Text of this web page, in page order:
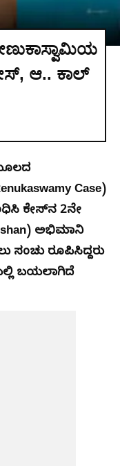
ಆ.. ಕಾಲ್
Case)
ಕೇಸ್​​​​​ನ 2ನೇ
ಅಭಿಮಾನಿ
ಸಂಚು ರೂಪಿಸಿದ್ದರು
ಬಯಲಾಗಿದೆ